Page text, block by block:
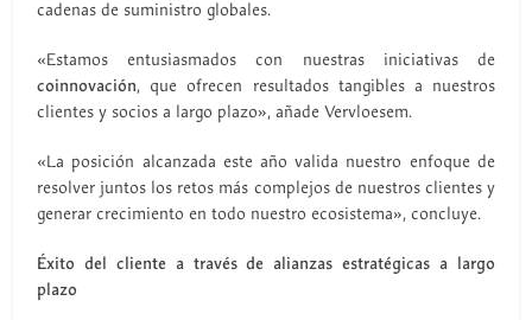
cadenas de suministro globales.
«Estamos entusiasmados con nuestras iniciativas de
coinnovación, que ofrecen resultados tangibles a nuestros
clientes y socios a largo plazo», añade Vervloesem.
«La posición alcanzada este año valida nuestro enfoque de
resolver juntos los retos más complejos de nuestros clientes y
generar crecimiento en todo nuestro ecosistema», concluye.
Éxito del cliente a través de alianzas estratégicas a largo
plazo